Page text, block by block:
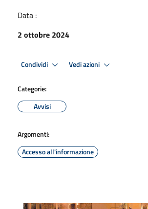
Data :
2 ottobre 2024
Condividi Vedi azioni
Categorie:
Avvisi
Argomenti:
Accesso all'informazione